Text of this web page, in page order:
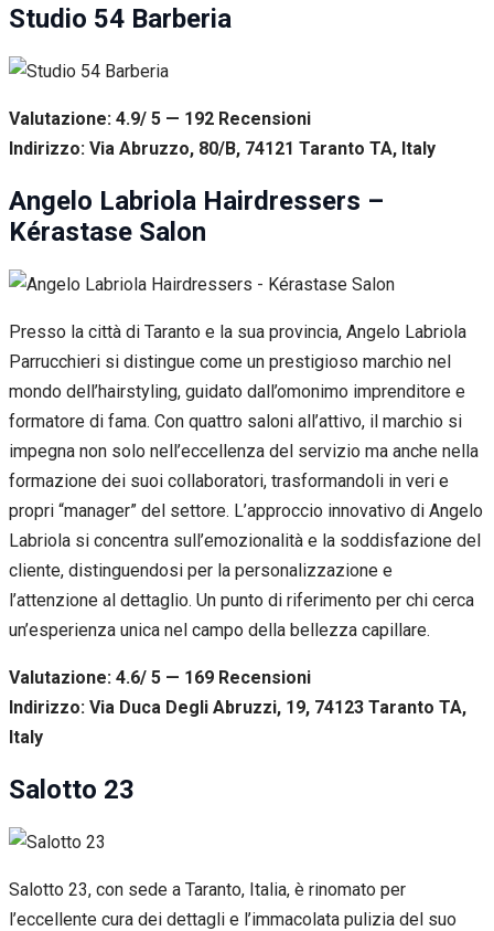
Studio 54 Barberia
Valutazione: 4.9/ 5 — 192 Recensioni
Indirizzo: Via Abruzzo, 80/B, 74121 Taranto TA, Italy
Angelo Labriola Hairdressers –
Kérastase Salon
Presso la città di Taranto e la sua provincia, Angelo Labriola
Parrucchieri si distingue come un prestigioso marchio nel
mondo dell’hairstyling, guidato dall’omonimo imprenditore e
formatore di fama. Con quattro saloni all’attivo, il marchio si
impegna non solo nell’eccellenza del servizio ma anche nella
formazione dei suoi collaboratori, trasformandoli in veri e
propri “manager” del settore. L’approccio innovativo di Angelo
Labriola si concentra sull’emozionalità e la soddisfazione del
cliente, distinguendosi per la personalizzazione e
l’attenzione al dettaglio. Un punto di riferimento per chi cerca
un’esperienza unica nel campo della bellezza capillare.
Valutazione: 4.6/ 5 — 169 Recensioni
Indirizzo: Via Duca Degli Abruzzi, 19, 74123 Taranto TA,
Italy
Salotto 23
Salotto 23, con sede a Taranto, Italia, è rinomato per
l’eccellente cura dei dettagli e l’immacolata pulizia del suo